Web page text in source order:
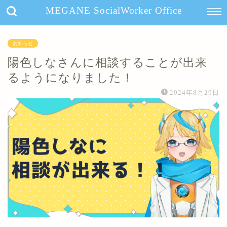
MEGANE SocialWorker Office
お知らせ
陽色しなさんに相談することが出来
るようになりました！
2024年8月29日